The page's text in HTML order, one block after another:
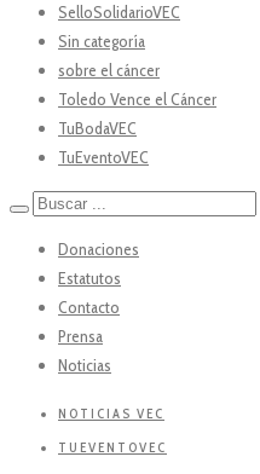
SelloSolidarioVEC
Sin categoría
sobre el cáncer
Toledo Vence el Cáncer
TuBodaVEC
TuEventoVEC
Donaciones
Estatutos
Contacto
Prensa
Noticias
NOTICIAS VEC
TUEVENTOVEC